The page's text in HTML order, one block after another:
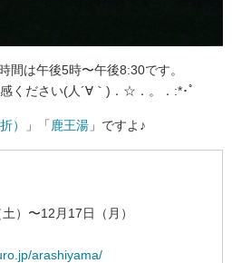
間は午後5時〜午後8:30です。
ください(人´∀｀)．☆．。．:*･ﾟ
） 」「 鹿王湯 」ですよ♪
）〜12月17日（月）
arashiyama/